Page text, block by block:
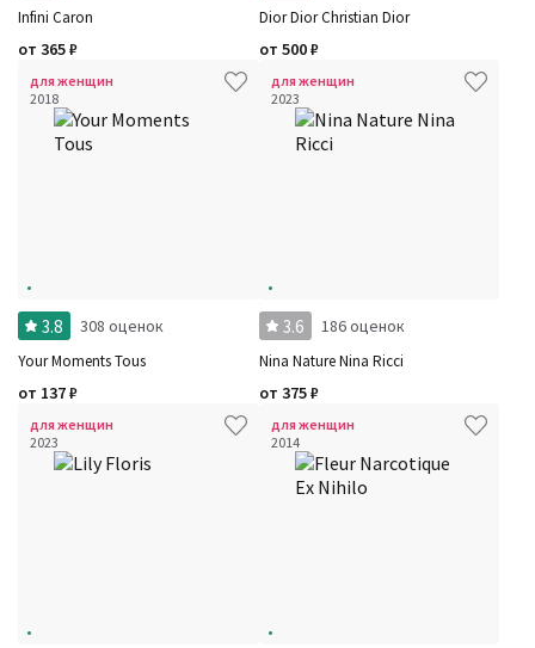
Infini Caron
от 365₽
Dior Dior Christian Dior
от 500₽
для женщин
2018
3.8 308 оценок
Your Moments Tous
от 137₽
для женщин
2023
3.6 186 оценок
Nina Nature Nina Ricci
от 375₽
для женщин
2023
для женщин
2014